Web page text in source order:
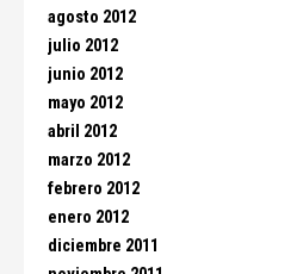
agosto 2012
julio 2012
junio 2012
mayo 2012
abril 2012
marzo 2012
febrero 2012
enero 2012
diciembre 2011